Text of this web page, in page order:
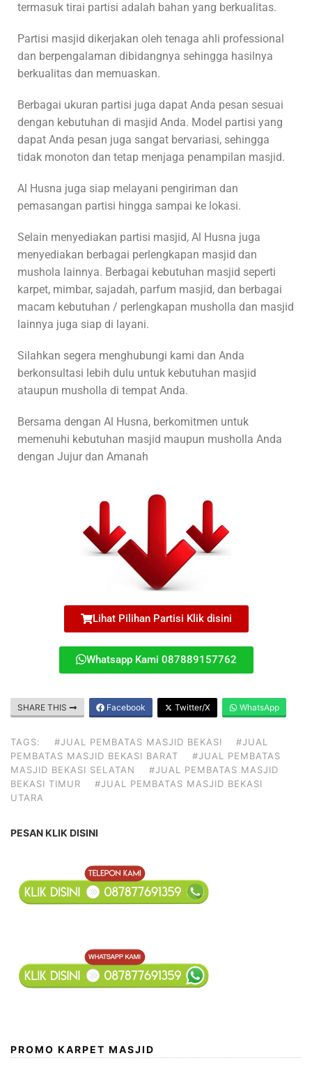
termasuk tirai partisi adalah bahan yang berkualitas.
Partisi masjid dikerjakan oleh tenaga ahli professional
dan berpengalaman dibidangnya sehingga hasilnya
berkualitas dan memuaskan.
Berbagai ukuran partisi juga dapat Anda pesan sesuai
dengan kebutuhan di masjid Anda. Model partisi yang
dapat Anda pesan juga sangat bervariasi, sehingga
tidak monoton dan tetap menjaga penampilan masjid.
Al Husna juga siap melayani pengiriman dan
pemasangan partisi hingga sampai ke lokasi.
Selain menyediakan partisi masjid, Al Husna juga
menyediakan berbagai perlengkapan masjid dan
mushola lainnya. Berbagai kebutuhan masjid seperti
karpet, mimbar, sajadah, parfum masjid, dan berbagai
macam kebutuhan / perlengkapan musholla dan masjid
lainnya juga siap di layani.
Silahkan segera menghubungi kami dan Anda
berkonsultasi lebih dulu untuk kebutuhan masjid
ataupun musholla di tempat Anda.
Bersama dengan Al Husna, berkomitmen untuk
memenuhi kebutuhan masjid maupun musholla Anda
dengan Jujur dan Amanah
Lihat Pilihan Partisi Klik disini
Whatsapp Kami 087889157762
SHARE THIS Facebook Twitter/X WhatsApp
TAGS: #JUAL PEMBATAS MASJID BEKASI
#JUAL
PEMBATAS MASJID BEKASI BARAT
#JUAL PEMBATAS
MASJID BEKASI SELATAN
#JUAL PEMBATAS MASJID
BEKASI TIMUR
#JUAL PEMBATAS MASJID BEKASI
UTARA
PESAN KLIK DISINI
PROMO KARPET MASJID